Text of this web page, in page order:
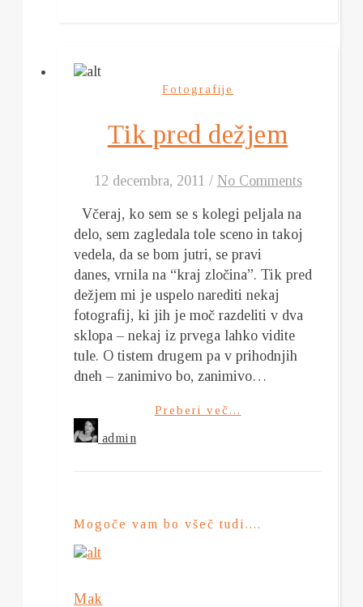
Fotografije
Tik pred dežjem
12 decembra, 2011 / No Comments
Včeraj, ko sem se s kolegi peljala na
delo, sem zagledala tole sceno in takoj
vedela, da se bom jutri, se pravi
danes, vrnila na “kraj zločina”. Tik pred
dežjem mi je uspelo narediti nekaj
fotografij, ki jih je moč razdeliti v dva
sklopa – nekaj iz prvega lahko vidite
tule. O tistem drugem pa v prihodnjih
dneh – zanimivo bo, zanimivo…
Preberi več...
admin
Mogoče vam bo všeč tudi....
Mak